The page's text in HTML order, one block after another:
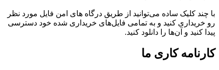
با چند کلیک ساده می‌توانید از طریق درگاه های امن فایل مورد نظر
رو خریداری کنید و به تمامی فایل‌های خریداری شده خود دسترسی
پیدا کنید و آن‌ها را دانلود کنید.
کارنامه کاری ما